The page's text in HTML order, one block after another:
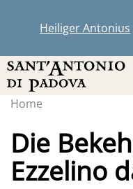
Heiliger Antonius
Home
Die
Ezzelino